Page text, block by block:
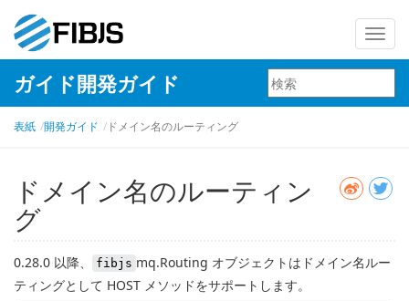
ナ
ビ
ー
ン
を
替
ガイド開発ガイド
表紙 開発ガイド ドメイン名のルーティング
ドメイン名のルーティン
グ
0.28.0 以降、 fibjs mq.Routing オブジェクトはドメイン名ルー
ティングとして HOST メソッドをサポートします。